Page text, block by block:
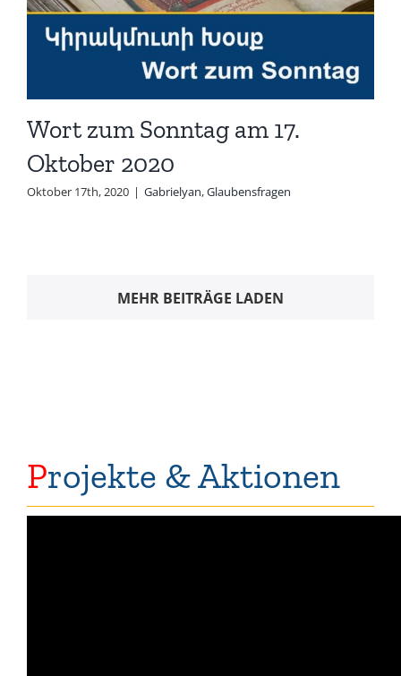
Wort zum Sonntag am 17.
Oktober 2020
Oktober 17th, 2020 | Gabrielyan,Glaubensfragen
MEHR BEITRÄGE LADEN
Projekte & Aktionen